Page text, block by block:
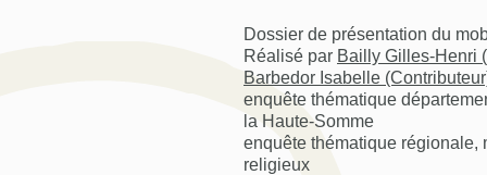
Dossier de présentation du
Réalisé par Bailly Gilles-Henri
Barbedor Isabelle
enquête thématique
la Haute-Somme
enquête thématique régionale,
religieux